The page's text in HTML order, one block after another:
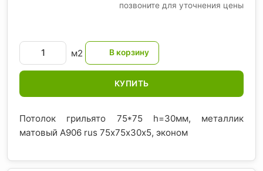
позвоните для уточнения цены
м2
КУПИТЬ
Потолок грильято 75*75 h=30мм, металлик
матовый А906 rus 75х75х30х5, эконом